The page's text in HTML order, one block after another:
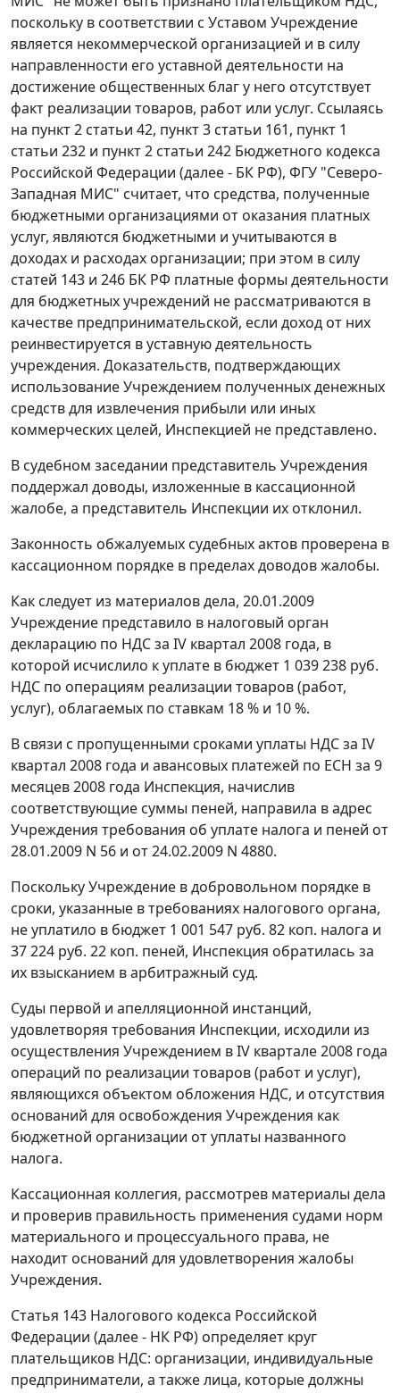
поскольку в соответствии с Уставом Учреждение
является некоммерческой организацией и в силу
направленности его уставной деятельности на
достижение общественных благ у него отсутствует
факт реализации товаров, работ или услуг. Ссылаясь
на пункт 2 статьи 42, пункт 3 статьи 161, пункт 1
статьи 232 и пункт 2 статьи 242 Бюджетного кодекса
Российской Федерации (далее - БК РФ), ФГУ "Северо-
Западная МИС" считает, что средства, полученные
бюджетными организациями от оказания платных
услуг, являются бюджетными и учитываются в
доходах и расходах организации; при этом в силу
статей 143 и 246 БК РФ платные формы деятельности
для бюджетных учреждений не рассматриваются в
качестве предпринимательской, если доход от них
реинвестируется в уставную деятельность
учреждения. Доказательств, подтверждающих
использование Учреждением полученных денежных
средств для извлечения прибыли или иных
коммерческих целей, Инспекцией не представлено.
В судебном заседании представитель Учреждения
поддержал доводы, изложенные в кассационной
жалобе, а представитель Инспекции их отклонил.
Законность обжалуемых судебных актов проверена в
кассационном порядке в пределах доводов жалобы.
Как следует из материалов дела, 20.01.2009
Учреждение представило в налоговый орган
декларацию по НДС за IV квартал 2008 года, в
которой исчислило к уплате в бюджет 1 039 238 руб.
НДС по операциям реализации товаров (работ,
услуг), облагаемых по ставкам 18 % и 10 %.
В связи с пропущенными сроками уплаты НДС за IV
квартал 2008 года и авансовых платежей по ЕСН за 9
месяцев 2008 года Инспекция, начислив
соответствующие суммы пеней, направила в адрес
Учреждения требования об уплате налога и пеней от
28.01.2009 N 56 и от 24.02.2009 N 4880.
Поскольку Учреждение в добровольном порядке в
сроки, указанные в требованиях налогового органа,
не уплатило в бюджет 1 001 547 руб. 82 коп. налога и
37 224 руб. 22 коп. пеней, Инспекция обратилась за
их взысканием в арбитражный суд.
Суды первой и апелляционной инстанций,
удовлетворяя требования Инспекции, исходили из
осуществления Учреждением в IV квартале 2008 года
операций по реализации товаров (работ и услуг),
являющихся объектом обложения НДС, и отсутствия
оснований для освобождения Учреждения как
бюджетной организации от уплаты названного
налога.
Кассационная коллегия, рассмотрев материалы дела
и проверив правильность применения судами норм
материального и процессуального права, не
находит оснований для удовлетворения жалобы
Учреждения.
Статья 143 Налогового кодекса Российской
Федерации (далее - НК РФ) определяет круг
плательщиков НДС: организации, индивидуальные
предприниматели, а также лица, которые должны